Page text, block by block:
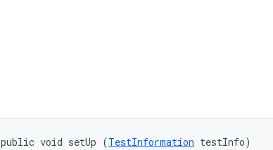
public void setUp (TestInformation testInfo)